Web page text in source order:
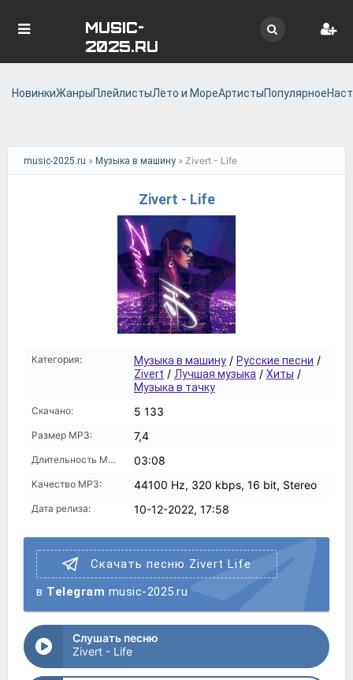
MUSIC-
2025.RU
НовинкиЖанрыПлейлистыЛето и МореАртистыПопулярное
music-2025.ru » Музыка в машину » Zivert - Life
Zivert - Life
Категория: Музыка в машину / Русские песни /
Zivert / Лучшая музыка / Хиты /
Музыка в тачку
Скачано: 5 133
Размер MP3: 7,4
Длительность MP3: 03:08
Качество MP3: 44100 Hz, 320 kbps, 16 bit, Stereo
Дата релиза: 10-12-2022, 17:58
Скачать песню Zivert Life
в Telegram music-2025.ru
Слушать песню
Zivert - Life